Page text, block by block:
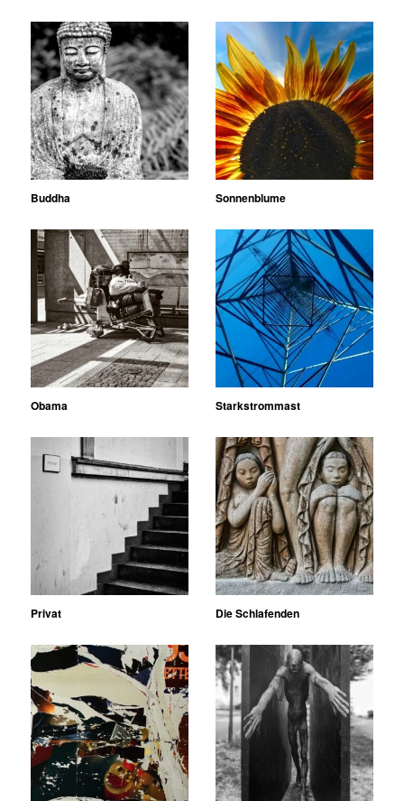
Buddha Sonnenblume
Obama Starkstrommast
Privat Die Schlafenden